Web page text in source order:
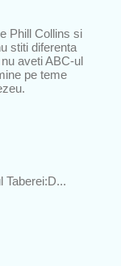
Phill Collins si
stiti diferenta
aveti ABC-ul
pe teme
Taberei:D...